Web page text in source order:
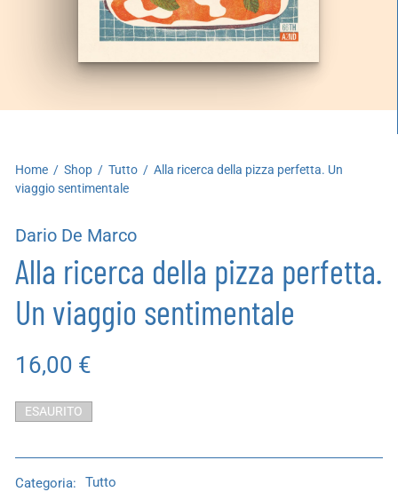
Home / Shop / Tutto / Alla ricerca della pizza perfetta. Un
viaggio sentimentale
Dario De Marco
Alla ricerca della pizza perfetta.
Un viaggio sentimentale
16,00 €
ESAURITO
Categoria: Tutto